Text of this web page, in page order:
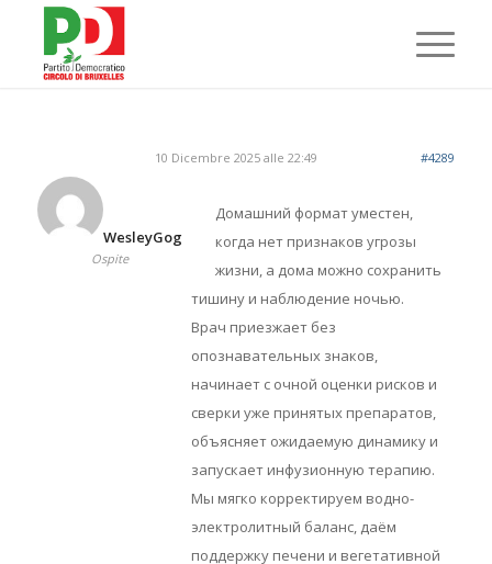
10 Dicembre 2025 alle 22:49 #4289
WesleyGog
Ospite
Домашний формат уместен,
когда нет признаков угрозы
жизни, а дома можно сохранить
тишину и наблюдение ночью.
Врач приезжает без
опознавательных знаков,
начинает с очной оценки рисков и
сверки уже принятых препаратов,
объясняет ожидаемую динамику и
запускает инфузионную терапию.
Мы мягко корректируем водно-
электролитный баланс, даём
поддержку печени и вегетативной